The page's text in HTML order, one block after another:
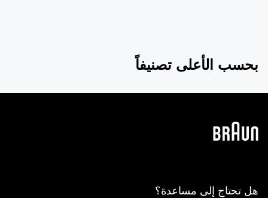
بحسب الأعلى تصنيفاً
هل تحتاج إلى مساعدة؟